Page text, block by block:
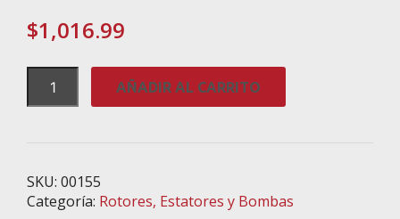
$1,016.99
cantidad
AÑADIR AL CARRITO
SKU: 00155
Categoría: Rotores, Estatores y Bombas